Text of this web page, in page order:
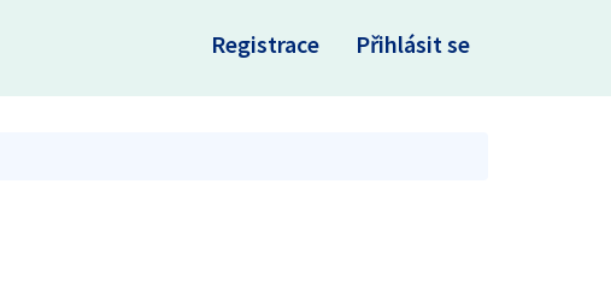
Registrace Přihlásit se